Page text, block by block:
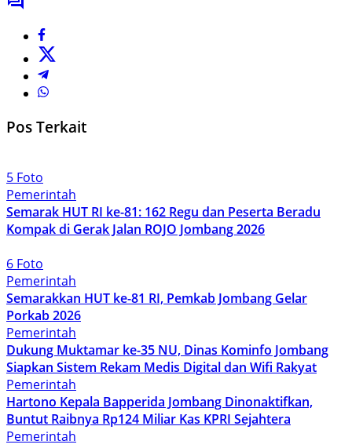
Pos Terkait
5 Foto
Pemerintah
Semarak HUT RI ke-81: 162 Regu dan Peserta Beradu
Kompak di Gerak Jalan ROJO Jombang 2026
6 Foto
Pemerintah
Semarakkan HUT ke-81 RI, Pemkab Jombang Gelar
Porkab 2026
Pemerintah
Dukung Muktamar ke-35 NU, Dinas Kominfo Jombang
Siapkan Sistem Rekam Medis Digital dan Wifi Rakyat
Pemerintah
Hartono Kepala Bapperida Jombang Dinonaktifkan,
Buntut Raibnya Rp124 Miliar Kas KPRI Sejahtera
Pemerintah